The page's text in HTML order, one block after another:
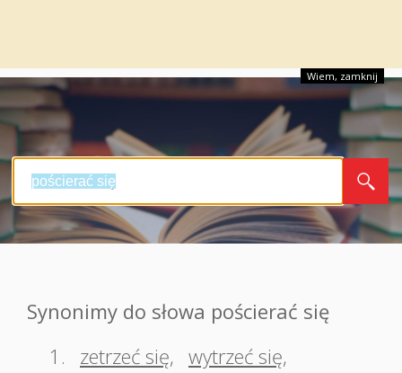
Wiem, zamknij
Synonimy do słowa pościerać się
1.
zetrzeć się, wytrzeć się,